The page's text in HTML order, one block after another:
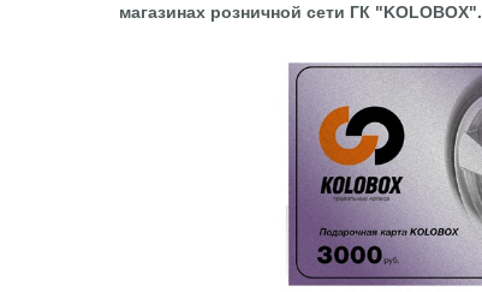
магазинах розничной сети ГК "KOLOBOX".